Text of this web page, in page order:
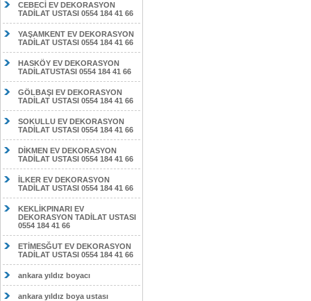
CEBECİ EV DEKORASYON
TADİLAT USTASI 0554 184 41 66
YAŞAMKENT EV DEKORASYON
TADİLAT USTASI 0554 184 41 66
HASKÖY EV DEKORASYON
TADİLATUSTASI 0554 184 41 66
GÖLBAŞI EV DEKORASYON
TADİLAT USTASI 0554 184 41 66
SOKULLU EV DEKORASYON
TADİLAT USTASI 0554 184 41 66
DİKMEN EV DEKORASYON
TADİLAT USTASI 0554 184 41 66
İLKER EV DEKORASYON
TADİLAT USTASI 0554 184 41 66
KEKLİKPINARI EV
DEKORASYON TADİLAT USTASI
0554 184 41 66
ETİMESĞUT EV DEKORASYON
TADİLAT USTASI 0554 184 41 66
ankara yıldız boyacı
ankara yıldız boya ustası